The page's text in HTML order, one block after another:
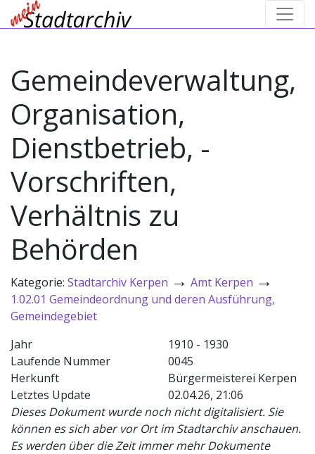
Gemeindeverwaltung,
Organisation,
Dienstbetrieb, -
Vorschriften,
Verhältnis zu
Behörden
Kategorie: Stadtarchiv Kerpen → Amt Kerpen →
1.02.01 Gemeindeordnung und deren Ausführung,
Gemeindegebiet
Jahr
1910 - 1930
Laufende Nummer
0045
Herkunft
Bürgermeisterei Kerpen
Letztes Update
02.04.26, 21:06
Dieses Dokument wurde noch nicht digitalisiert. Sie
können es sich aber vor Ort im Stadtarchiv anschauen.
Es werden über die Zeit immer mehr Dokumente